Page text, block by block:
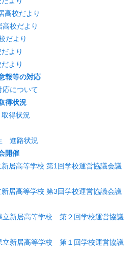
高校だより
校だより
だより
より
より
報等の対応
応について
得状況
得状況
進路状況
開催
居高等学校 第1回学校運営協議会議
居高等学校 第3回学校運営協議会議
新居高等学校 第２回学校運営協議
新居高等学校 第１回学校運営協議